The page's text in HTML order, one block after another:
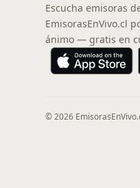
Escucha emisoras
EmisorasEnVivo.cl
ánimo — gratis en
© 2026